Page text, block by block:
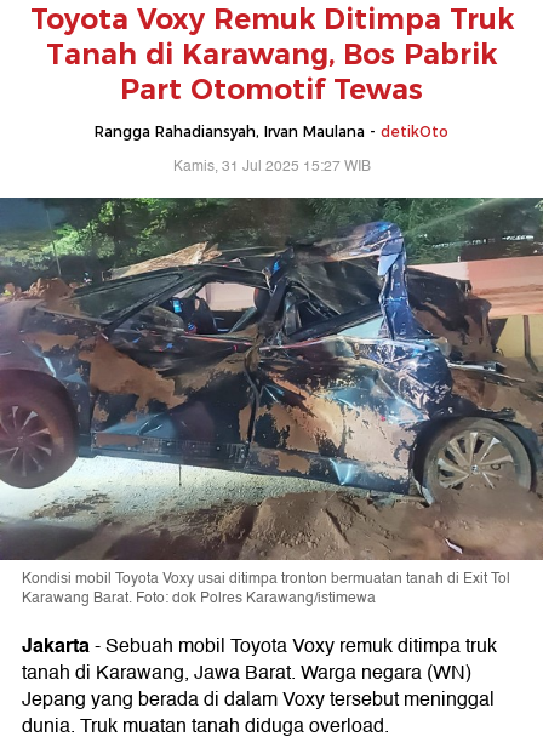
Toyota Voxy Remuk Ditimpa Truk
Tanah di Karawang, Bos Pabrik
Part Otomotif Tewas
Rangga Rahadiansyah, Irvan Maulana - detikOto
Kamis, 31 Jul 2025 15:27 WIB
Kondisi mobil Toyota Voxy usai ditimpa tronton bermuatan tanah di Exit Tol
Karawang Barat. Foto: dok Polres Karawang/istimewa
Jakarta-Sebuah mobil Toyota Voxy remuk ditimpa truk
tanah di Karawang, Jawa Barat. Warga negara (WN)
Jepang yang berada di dalam Voxy tersebut meninggal
dunia. Truk muatan tanah diduga overload.